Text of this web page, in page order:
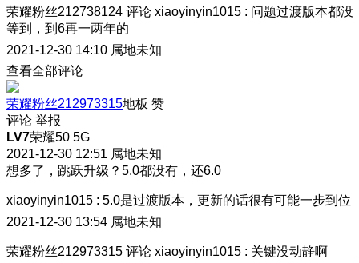
荣耀粉丝212738124 评论 xiaoyinyin1015 : 问题过渡版本都没
等到，到6再一两年的
2021-12-30 14:10 属地未知
查看全部评论
荣耀粉丝212973315地板 赞
评论 举报
LV7荣耀50 5G
2021-12-30 12:51 属地未知
想多了，跳跃升级？5.0都没有，还6.0
xiaoyinyin1015 : 5.0是过渡版本，更新的话很有可能一步到位
2021-12-30 13:54 属地未知
荣耀粉丝212973315 评论 xiaoyinyin1015 : 关键没动静啊